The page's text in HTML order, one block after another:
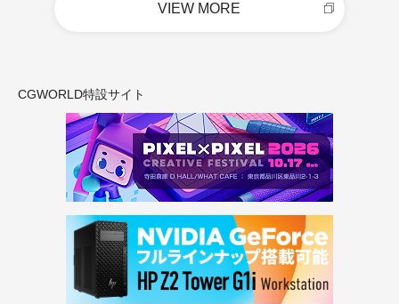
VIEW MORE
CGWORLD特設サイト